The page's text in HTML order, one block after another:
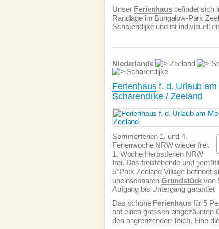
Unser Ferienhaus befindet sich
Randlage im Bungalow-Park
Scharendijke und ist individuell
Niederlande Zeeland
Scharendijke
Ferienhaus f. d. Urlaub am
Scharendijke / Zeeland
Sommerferien 1. und 4.
Ferienwoche NRW wieder frei.
1. Woche Herbstferien NRW
frei. Das freistehende und
5*Park Zeeland Village befindet
uneinsehbaren Grundstück von
Aufgang bis Untergang garantiet
Das schöne Ferienhaus für 5
hat einen grossen eingezäunten
den angrenzenden Teich. Eine